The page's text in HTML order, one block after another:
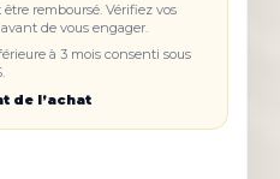
remboursé. Vérifiez vos
de vous engager.
à 3 mois consenti sous
de l’achat